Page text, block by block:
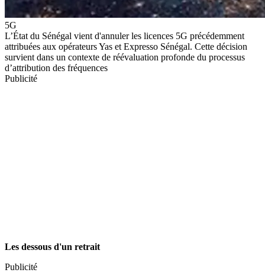
5G
L’État du Sénégal vient d'annuler les licences 5G précédemment
attribuées aux opérateurs Yas et Expresso Sénégal. Cette décision
survient dans un contexte de réévaluation profonde du processus
d’attribution des fréquences
Publicité
Les dessous d'un retrait
Publicité